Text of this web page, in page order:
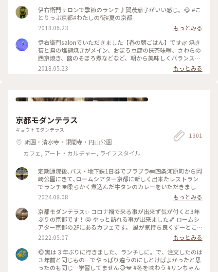
伊右衛門サロンで季節のランチ♪賀茂茄子がいい感じ。😋 #こ
とりっぷ京都#わたしの街#夏の京都
2018.06.23
もっとみる
伊右衛門salonでいただきました【春の朝ごはん】です🌿 焼き
筍と鳥の塩麹焼きがメイン、おぼろ豆腐の抹茶味噌、さわらの
西京焼き、蕗のそぼろ煮などなど、朝から美味しくバランス良
くいただきました( ´͈ ᵕ `͈ ) 最初にいただいた抹茶入り玄米茶も
本当に美味しくて、つい長居してしまうsalonです♪ #伊右衛
筍 #さわら #玄米茶 #京料理 #京野菜 #japan #japanesefood
2018.05.23 もっとみる
京都モダンテラス
キョウトモダンテラス
祇園・清水寺・銀閣寺・円山公園
カフェ, アート・カルチャー, ライフスタイル
1301
定期通院後､バス・地下鉄1日券でブラブラ🚌四条河原町から岡
崎公園にきて､ロームシアター京都に新しく出来たレストラン
でランチ🍽️柔らかく煮込んだ牛タンのカレーをいただきました
🍛 #グルメ #ランチ #カレー
2024.08.08
もっとみる
京都モダンテラス✨ コロナ禍で来る事が出来ず気が付くと3年
ぶりの京都です！😭 やっと訪れる事が出来ました💕 ロームシ
アター京都の2Fにあるカフェです。 風が気持ち良くずーとこ
こで時間を過ごしていたいカフェです🥰 スズメが残したケー
キのくずを食べにテーブルの上にやってきてました😆 #Myこ
とりっぷ #春風さんぽ
2022.05.07
もっとみる
🐵実は３年ぶりに行きました、ランチしに。で、注文したのは
３年前と同じもの…でやっぱり違うのにしとけばよかったと思
ったのも同じ…学習してません🐵💔 #冬を味わう #リンちゃん